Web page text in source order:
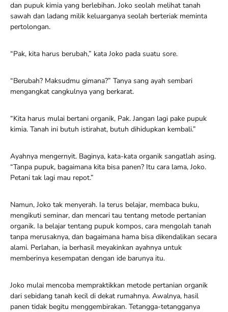
dan pupuk kimia yang berlebihan. Joko seolah melihat tanah
sawah dan ladang milik keluarganya seolah berteriak meminta
pertolongan.
“Pak, kita harus berubah,” kata Joko pada suatu sore.
“Berubah? Maksudmu gimana?” Tanya sang ayah sembari
mengangkat cangkulnya yang berkarat.
“Kita harus mulai bertani organik, Pak. Jangan lagi pake pupuk
kimia. Tanah ini butuh istirahat, butuh dihidupkan kembali.”
Ayahnya mengernyit. Baginya, kata-kata organik sangatlah asing.
“Tanpa pupuk, bagaimana kita bisa panen? Itu cara lama, Joko.
Petani tak lagi mau repot.”
Namun, Joko tak menyerah. Ia terus belajar, membaca buku,
mengikuti seminar, dan mencari tau tentang metode pertanian
organik. Ia belajar tentang pupuk kompos, cara mengolah tanah
tanpa merusaknya, dan bagaimana hama bisa dikendalikan secara
alami. Perlahan, ia berhasil meyakinkan ayahnya untuk
memberinya kesempatan dengan ide barunya itu.
Joko mulai mencoba mempraktikkan metode pertanian organik
dari sebidang tanah kecil di dekat rumahnya. Awalnya, hasil
panen tidak begitu menggembirakan. Tetangga-tetangganya